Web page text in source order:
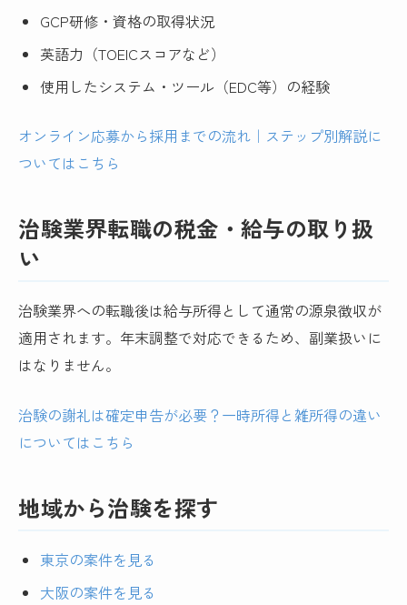
GCP研修・資格の取得状況
英語力（TOEICスコアなど）
使用したシステム・ツール（EDC等）の経験
オンライン応募から採用までの流れ｜ステップ別解説に
ついてはこちら
治験業界転職の税金・給与の取り扱
い
治験業界への転職後は給与所得として通常の源泉徴収が
適用されます。年末調整で対応できるため、副業扱いに
はなりません。
治験の謝礼は確定申告が必要？一時所得と雑所得の違い
についてはこちら
地域から治験を探す
東京の案件を見る
大阪の案件を見る